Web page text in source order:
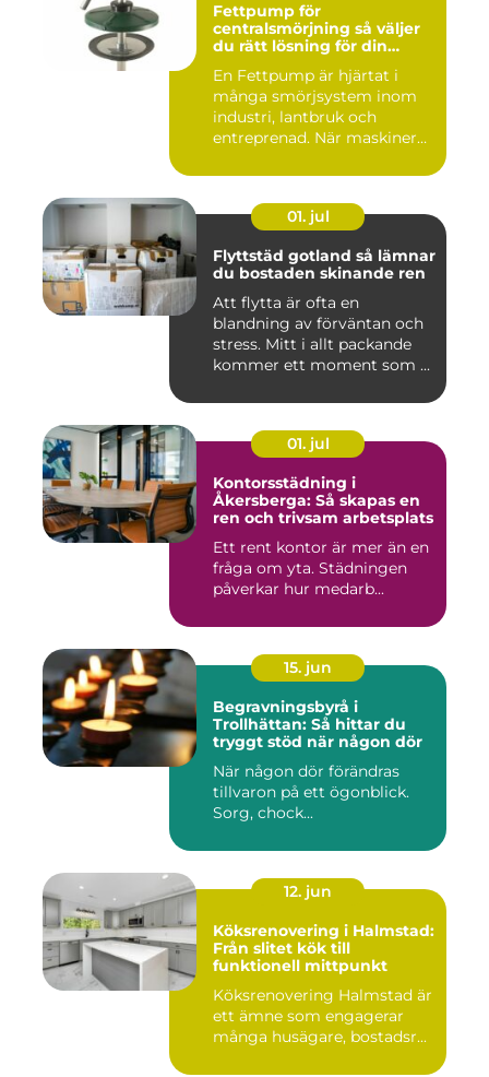
Fettpump för
centralsmörjning så väljer
du rätt lösning för din
En Fettpump är hjärtat i
många smörjsystem inom
industri, lantbruk och
entreprenad. När maskiner
01. jul
Flyttstäd gotland så lämnar
du bostaden skinande ren
Att flytta är ofta en
blandning av förväntan och
stress. Mitt i allt packande
kommer ett moment som ...
01. jul
Kontorsstädning i
Åkersberga: Så skapas en
ren och trivsam arbetsplats
Ett rent kontor är mer än en
fråga om yta. Städningen
påverkar hur medarb...
15. jun
Begravningsbyrå i
Trollhättan: Så hittar du
tryggt stöd när någon dör
När någon dör förändras
tillvaron på ett ögonblick.
Sorg, chock...
12. jun
Köksrenovering i Halmstad:
Från slitet kök till
funktionell mittpunkt
Köksrenovering Halmstad är
ett ämne som engagerar
många husägare, bostadsr...